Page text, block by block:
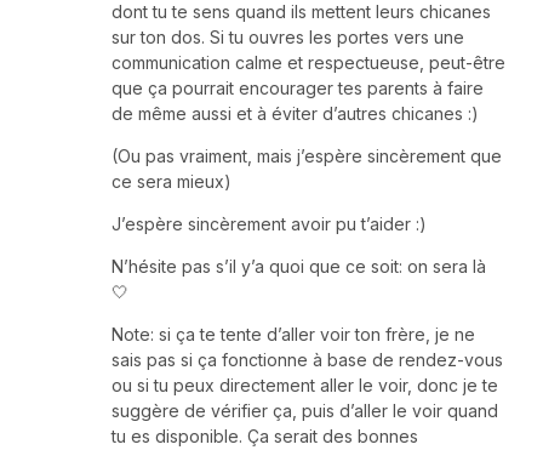
dont tu te sens quand ils mettent leurs chicanes
sur ton dos. Si tu ouvres les portes vers une
communication calme et respectueuse, peut-être
que ça pourrait encourager tes parents à faire
de même aussi et à éviter d’autres chicanes :)
(Ou pas vraiment, mais j’espère sincèrement que
ce sera mieux)
J’espère sincèrement avoir pu t’aider :)
N’hésite pas s’il y’a quoi que ce soit: on sera là
🤍
Note: si ça te tente d’aller voir ton frère, je ne
sais pas si ça fonctionne à base de rendez-vous
ou si tu peux directement aller le voir, donc je te
suggère de vérifier ça, puis d’aller le voir quand
tu es disponible. Ça serait des bonnes